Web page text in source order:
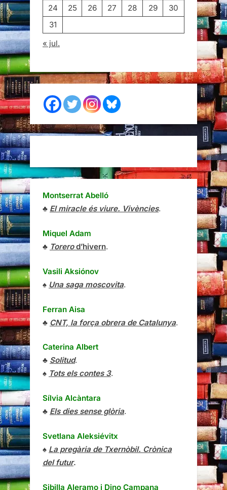
24
25 26 27 28 29
30
31
« jul.
Montserrat Abelló
♣ El miracle és viure. Vivències.
Miquel Adam
♣ Torerod’hivern.
Vasili Aksiónov
♠ Una saga moscovita.
Ferran Aisa
♣ CNT, la força obrera de Catalunya.
Caterina Albert
♣ Solitud.
♠ Tots els contes 3.
Sílvia Alcàntara
♣ Els dies sense glòria.
Svetlana Aleksiévitx
♠ La pregària de Txernòbil. Crònica
del futur.
Sibilla Aleramo i Dino Campana